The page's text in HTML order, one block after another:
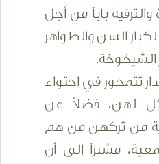
والترفيه باباً من أجل
السن والظواهر
الشيخوخة.
تتمحور في احتواء
لهن، فضلاً عن
من تركهن من هم
مشيراً إلى أن